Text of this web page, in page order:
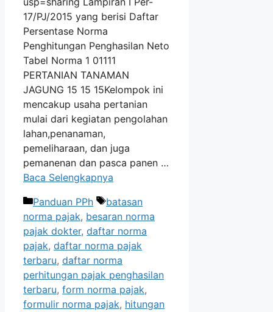
17/PJ/2015 yang berisi Daftar
Persentase Norma
Penghitungan Penghasilan Neto
Tabel Norma 1 01111
PERTANIAN TANAMAN
JAGUNG 15 15 15Kelompok ini
mencakup usaha pertanian
mulai dari kegiatan pengolahan
lahan,penanaman,
pemeliharaan, dan juga
pemanenan dan pasca panen …
Baca Selengkapnya
Kategori
Panduan PPh Tag
batasan
norma pajak, besaran norma
pajak dokter, daftar norma
pajak, daftar norma pajak
terbaru, daftar norma
perhitungan pajak penghasilan
terbaru, form norma pajak,
formulir norma pajak, hitungan